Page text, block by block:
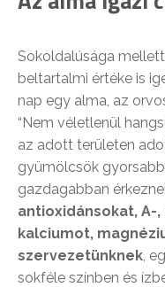
Sokoldalúsága
beltartalmi értéke is
nap egy alma, az
“Nem véletlenül
az adott területen
gyümölcsök
gazdagabban
antioxidánsokat, A-
kalciumot,
szervezetünknek,
sokféle színben és